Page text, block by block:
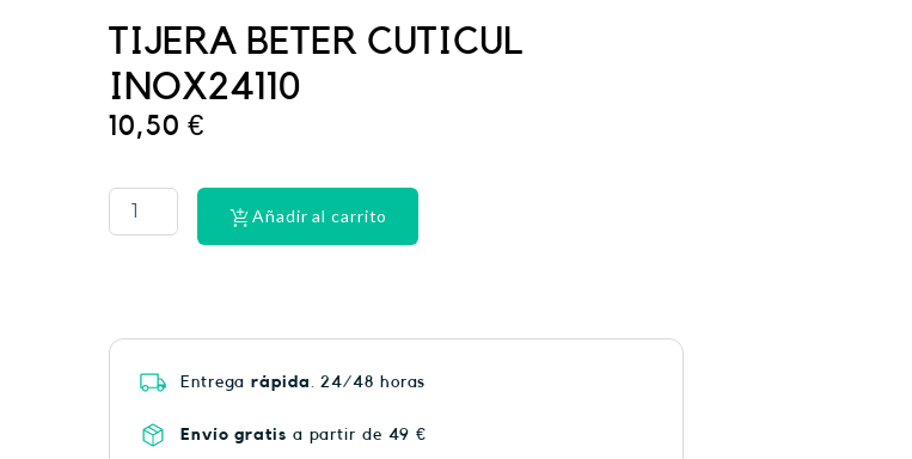
TIJERA BETER CUTICUL
INOX24110
10,50€
ULTRA
HEAT
PLUS
Añadir al carrito
Entregarápida . 24/48 horas
Envío gratis a partir de 49 €